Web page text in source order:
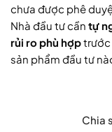
chưa được phê
Nhà đầu tư cần tự
rủi ro phù hợptrước
sản phẩm đầu tư
Chia